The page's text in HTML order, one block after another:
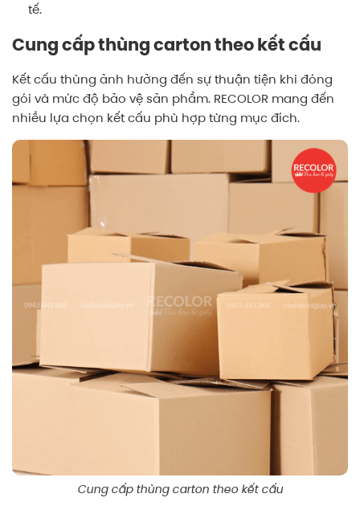
tế.
Cung cấp thùng carton theo kết cấu
Kết cấu thùng ảnh hưởng đến sự thuận tiện khi đóng
gói và mức độ bảo vệ sản phẩm. RECOLOR mang đến
nhiều lựa chọn kết cấu phù hợp từng mục đích.
Cung cấp thùng carton theo kết cấu